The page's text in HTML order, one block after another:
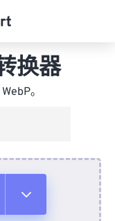
换器
。